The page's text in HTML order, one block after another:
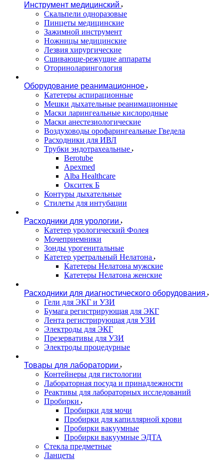
Инструмент медицинский
Скальпели одноразовые
Пинцеты медицинские
Зажимной инструмент
Ножницы медицинские
Лезвия хирургические
Сшивающе-режущие аппараты
Оториноларингология
Оборудование реанимационное
Катетеры аспирационные
Мешки дыхательные реанимационные
Маски ларингеальные кислородные
Маски анестезиологические
Воздуховоды орофарингеальные Гведела
Расходники для ИВЛ
Трубки эндотрахеальные
Berotube
Apexmed
Alba Healthcare
Окситек Б
Контуры дыхательные
Стилеты для интубации
Расходники для урологии
Катетер урологический Фолея
Мочеприемники
Зонды урогенитальные
Катетер уретральный Нелатона
Катетеры Нелатона мужские
Катетеры Нелатона женские
Расходники для диагностического оборудования
Гели для ЭКГ и УЗИ
Бумага регистрирующая для ЭКГ
Лента регистрирующая для УЗИ
Электроды для ЭКГ
Презервативы для УЗИ
Электроды процедурные
Товары для лаборатории
Контейнеры для гистологии
Лабораторная посуда и принадлежности
Реактивы для лабораторных исследований
Пробирки
Пробирки для мочи
Пробирки для капиллярной крови
Пробирки вакуумные
Пробирки вакуумные ЭДТА
Стекла предметные
Ланцеты